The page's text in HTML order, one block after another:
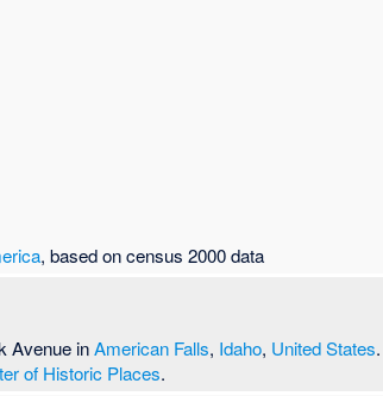
, based on census 2000 data
Avenue inAmerican Falls, Idaho, United States.
of Historic Places.